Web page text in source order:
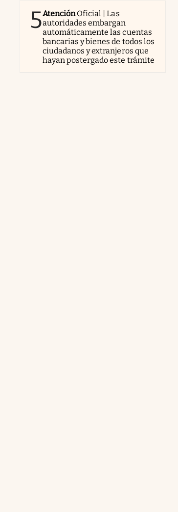
5AtenciónOficial | Las
autoridades embargan
automáticamente las cuentas
bancarias y bienes de todos los
ciudadanos y extranjeros que
hayan postergado este trámite